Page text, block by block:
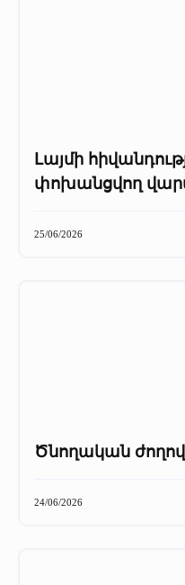
Լայմի
փոխանցվող
25/06/2026
Ծնողական
24/06/2026